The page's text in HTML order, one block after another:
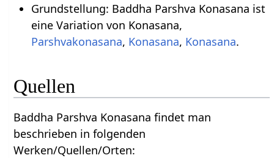
Grundstellung: Baddha Parshva Konasana ist
eine Variation von Konasana,
Parshvakonasana, Konasana, Konasana.
Quellen
Baddha Parshva Konasana findet man
beschrieben in folgenden
Werken/Quellen/Orten: